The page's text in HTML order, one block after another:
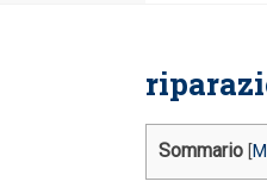
Sommario